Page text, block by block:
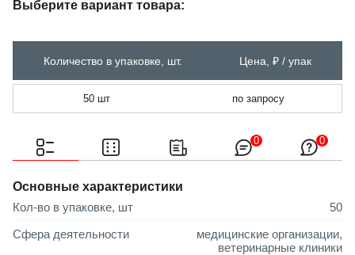
Выберите вариант товара:
Количество в упаковке, шт. Цена, ₽ / упак
50 шт по запросу
0 0
Основные характеристики
Кол-во в упаковке, шт
50
Сфера деятельности
медицинские организации,
ветеринарные клиники